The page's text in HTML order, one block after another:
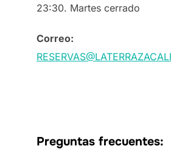
23:30. Martes cerrado
Correo:
Preguntas frecuentes: